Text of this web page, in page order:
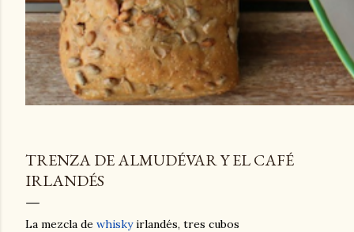
TRENZA DE ALMUDÉVAR Y EL CAFÉ
IRLANDÉS
La mezcla de whiskyirlandés, tres cubos